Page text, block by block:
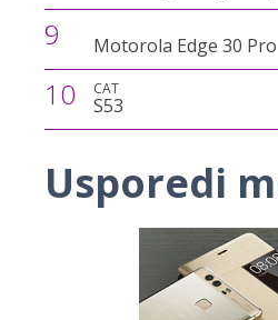
9 Motorola Edge 30 Pro
10 CAT
S53
Usporedi